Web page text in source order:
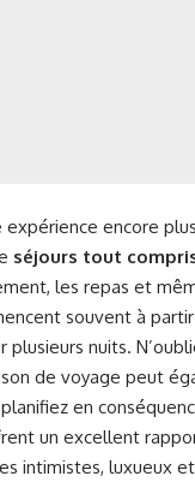
encore
séjours tout
les repas et
souvent à
plusieurs nuits.
de voyage peut
en
un excellent
intimistes, luxueux